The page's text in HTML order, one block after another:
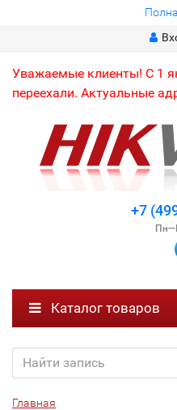
Уважаемые клиенты! С 1
переехали. Актуальные
+7
Каталог товаров
Главная